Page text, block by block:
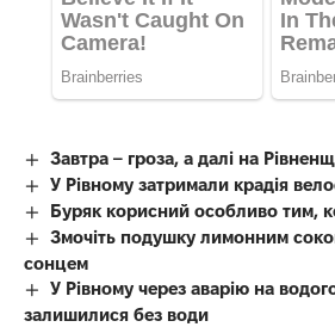
Завтра – гроза, а далі на
У Рівному затримали крадія
Буряк корисний особливо тим,
Змочіть подушку лимонним
сонцем
У Рівному через аварію на
залишилися без води